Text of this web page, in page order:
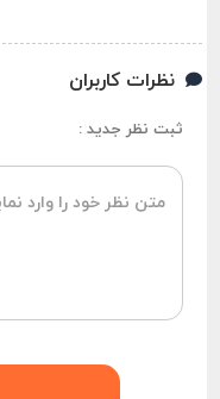
نظرات کاربران
ثبت نظر جدید :